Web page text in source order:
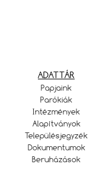
ADATTÁR
Papjaink
Parókiák
Intézmények
Alapítványok
Településjegyzék
Dokumentumok
Beruházások